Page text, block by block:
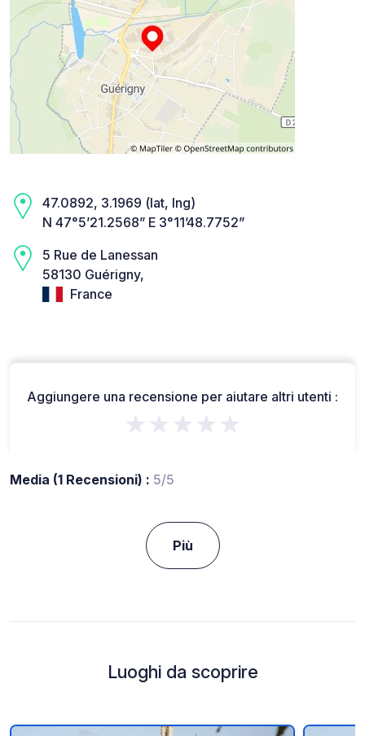
47.0892, 3.1969 (lat, lng)
N 47°5’21.2568” E 3°11’48.7752”
5 Rue de Lanessan
58130 Guérigny,
France
Aggiungere una recensione per aiutare altri utenti :
★★★★★
Media (1 Recensioni) : 5/5
Più
Luoghi da scoprire